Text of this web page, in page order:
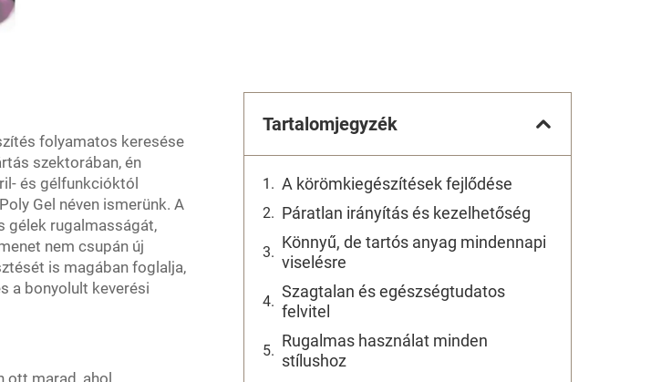
folyamatos keresése
szektorában, én
és gélfunkcióktól
Gel néven ismerünk. A
gélek rugalmasságát,
nem csupán új
is magában foglalja,
a bonyolult keverési
marad, ahol
Tartalomjegyzék
A körömkiegészítések fejlődése
Páratlan irányítás és kezelhetőség
Könnyű, de tartós anyag mindennapi
viselésre
Szagtalan és egészségtudatos
felvitel
Rugalmas használat minden
stílushoz